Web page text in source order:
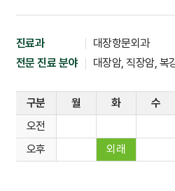
진료과
대장항문외과
전문 진료 분야
대장암, 직장암, 복
구분 월 화 수
오전
오후
외래